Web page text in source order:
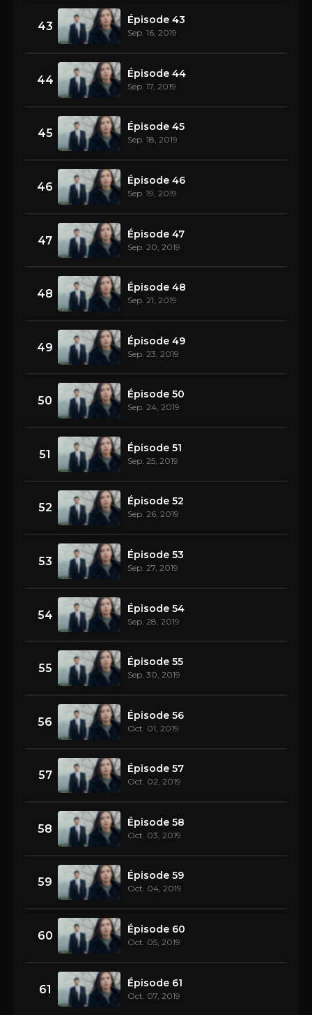
43 Épisode 43
Sep. 16, 2019
44 Épisode 44
Sep. 17, 2019
45 Épisode 45
Sep. 18, 2019
46 Épisode 46
Sep. 19, 2019
47 Épisode 47
Sep. 20, 2019
48 Épisode 48
Sep. 21, 2019
49 Épisode 49
Sep. 23, 2019
50 Épisode 50
Sep. 24, 2019
51 Épisode 51
Sep. 25, 2019
52 Épisode 52
Sep. 26, 2019
53 Épisode 53
Sep. 27, 2019
54 Épisode 54
Sep. 28, 2019
55 Épisode 55
Sep. 30, 2019
56 Épisode 56
Oct. 01, 2019
57 Épisode 57
Oct. 02, 2019
58 Épisode 58
Oct. 03, 2019
59 Épisode 59
Oct. 04, 2019
60 Épisode 60
Oct. 05, 2019
61 Épisode 61
Oct. 07, 2019